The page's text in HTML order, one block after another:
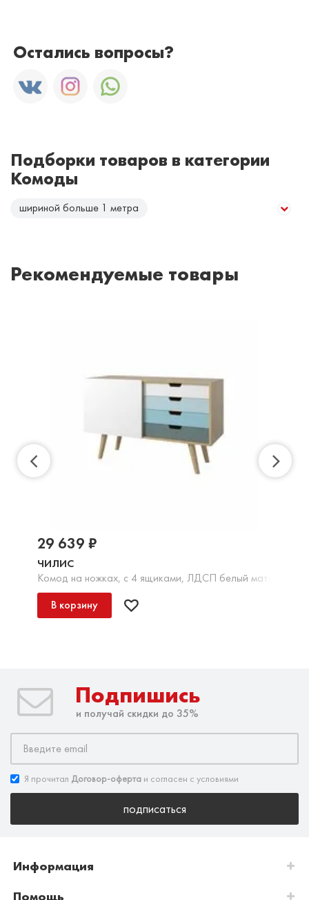
Остались вопросы?
Подборки товаров в категории
Комоды
шириной больше 1 метра
Рекомендуемые товары
ЧИЛИС
Комод на ножках, с 4 ящиками, ЛДСП белый матовый,
29 639 ₽
В корзину
Подпишись
и получай скидки до 35%
Я прочитал Договор-оферта и согласен с условиями
подписаться
Информация
Помощь